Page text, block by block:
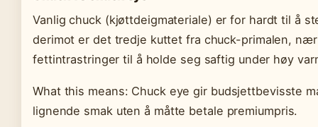
Vanlig chuck (kjøttdeigmateriale) er for hardt til å
derimot er det tredje kuttet fra chuck-primalen,
fettintrastringer til å holde seg saftig under høy
What this means: Chuck eye gir budsjettbevisste
lignende smak uten å måtte betale premiumpris.